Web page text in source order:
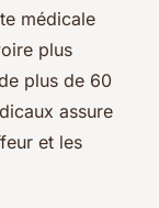
médicale
plus
plus de 60
assure
et les